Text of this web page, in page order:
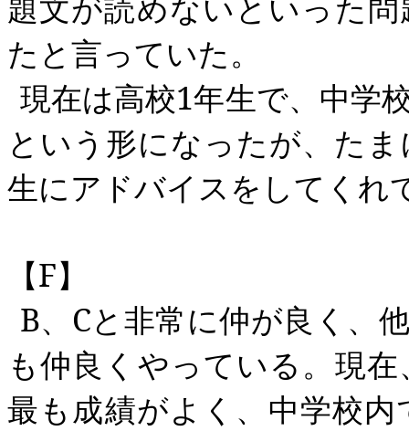
たと言っていた。
現在は高校1年生で、中学
という形になったが、た
生にアドバイスをしてくれ
【F】
B、 Cと非常に仲が良く、
も仲良くやっている。現
最も成績がよく、中学校